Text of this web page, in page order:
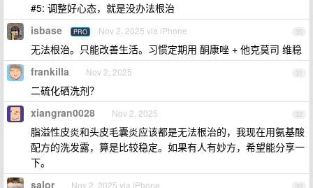
#5: 调整好心态，就是没办法根治
30
isbase PRO Nov 2, 2025 via iPhone
无法根治。只能改善生活。习惯定期用 酮康唑 + 他克莫司 维稳
31
frankilla Nov 2, 2025
二硫化硒洗剂？
32
xiangran0028 Nov 2, 2025
脂溢性皮炎和头皮毛囊炎应该都是无法根治的，我现在用氨基酸
配方的洗发露，算是比较稳定。如果有人有妙方，希望能分享一
下。
salor Nov 2, 2025 via iPhone